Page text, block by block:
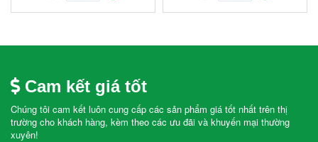
Cam kết giá tốt
Chúng tôi cam kết luôn cung cấp các sản phẩm giá tốt nhất trên thị
trường cho khách hàng, kèm theo các ưu đãi và khuyến mại thường
xuyên!